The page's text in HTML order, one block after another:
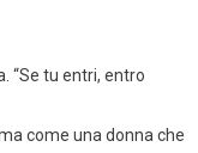
“Se tu entri, entro
come una donna che